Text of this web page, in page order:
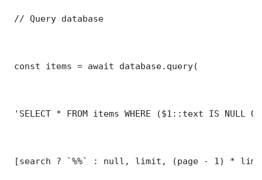
// Query database
const items = await database.query(
'SELECT * FROM items WHERE ($1::text IS NULL
[search ? `%%` : null, limit, (page - 1) *